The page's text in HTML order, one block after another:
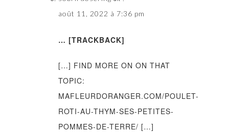
août 11, 2022 à 7:36 pm
… [TRACKBACK]
[…] FIND MORE ON ON THAT
TOPIC:
MAFLEURDORANGER.COM/POULET-
ROTI-AU-THYM-SES-PETITES-
POMMES-DE-TERRE/ […]